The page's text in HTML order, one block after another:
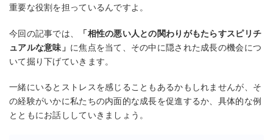
重要な役割を担っているんですよ。
今回の記事では、
「相性の悪い人との関わりがもたらすスピリチ
ュアルな意味」 に焦点を当て、その中に隠された成長の機会につ
いて掘り下げていきます。
一緒にいるとストレスを感じることもあるかもしれませんが、そ
の経験がいかに私たちの内面的な成長を促進するか、具体的な例
とともにお話ししていきましょう。